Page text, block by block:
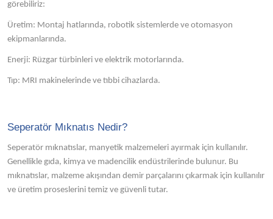
görebiliriz:
Üretim: Montaj hatlarında, robotik sistemlerde ve otomasyon
ekipmanlarında.
Enerji: Rüzgar türbinleri ve elektrik motorlarında.
Tıp: MRI makinelerinde ve tıbbi cihazlarda.
Seperatör Mıknatıs Nedir?
Seperatör mıknatıslar, manyetik malzemeleri ayırmak için kullanılır.
Genellikle gıda, kimya ve madencilik endüstrilerinde bulunur. Bu
mıknatıslar, malzeme akışından demir parçalarını çıkarmak için kullanılır
ve üretim proseslerini temiz ve güvenli tutar.